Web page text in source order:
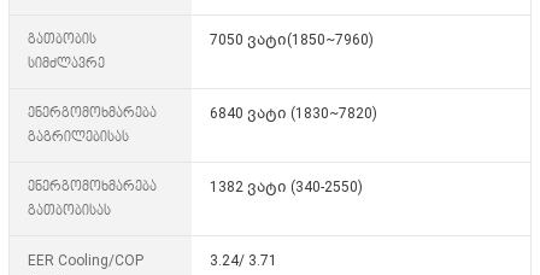
გათბობის
სიმძლავრე
7050 ვატი(1850~7960)
ენერგომოხმარება
გაგრილებისას
6840 ვატი (1830~7820)
ენერგომოხმარება
გათბობისას
1382 ვატი (340-2550)
EER Cooling/COP
3.24/ 3.71